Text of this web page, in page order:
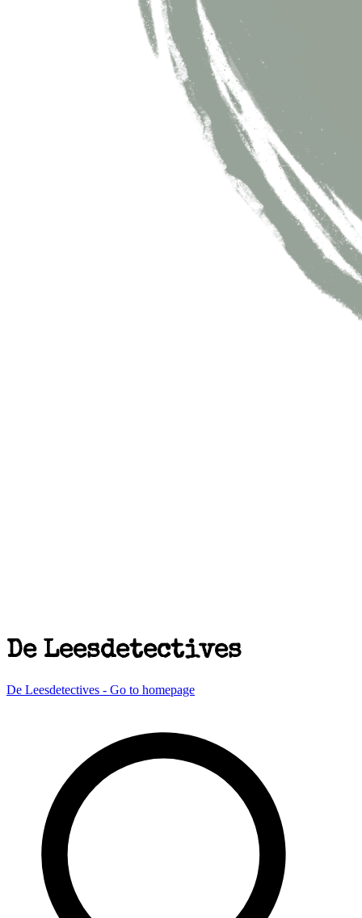
De Leesdetectives
De Leesdetectives - Go to homepage